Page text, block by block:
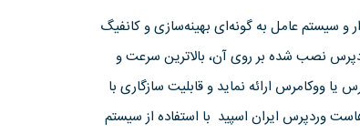
سیستم عامل به گونه‌ای بهینه‌سازی و کانفیگ
نصب شده بر روی آن، بالاترین سرعت و
ووکامرس ارائه نماید و قابلیت سازگاری با
وردپرس ایران اسپید با استفاده از سیستم